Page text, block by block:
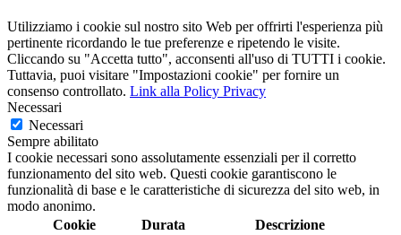
Utilizziamo i cookie sul nostro sito Web per offrirti l'esperienza più
pertinente ricordando le tue preferenze e ripetendo le visite.
Cliccando su "Accetta tutto", acconsenti all'uso di TUTTI i cookie.
Tuttavia, puoi visitare "Impostazioni cookie" per fornire un
consenso controllato. Link alla Policy Privacy
Necessari
Necessari
Sempre abilitato
I cookie necessari sono assolutamente essenziali per il corretto
funzionamento del sito web. Questi cookie garantiscono le
funzionalità di base e le caratteristiche di sicurezza del sito web, in
modo anonimo.
Cookie
Durata Descrizione